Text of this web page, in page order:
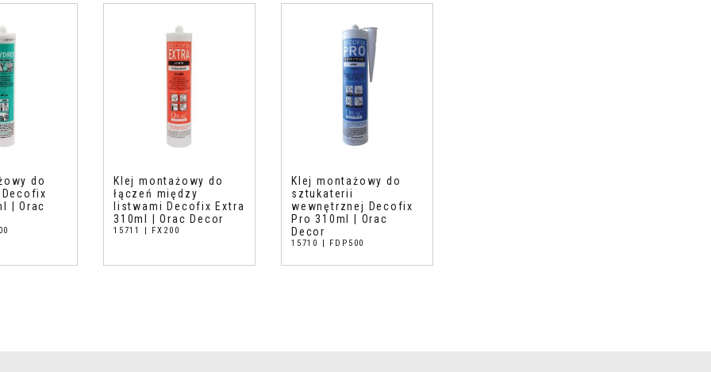
do
| Orac
Klej montażowy do
łączeń między
listwami Decofix Extra
310ml | Orac Decor
15711 | FX200
Klej montażowy do
sztukaterii
wewnętrznej Decofix
Pro 310ml | Orac
Decor
15710 | FDP500